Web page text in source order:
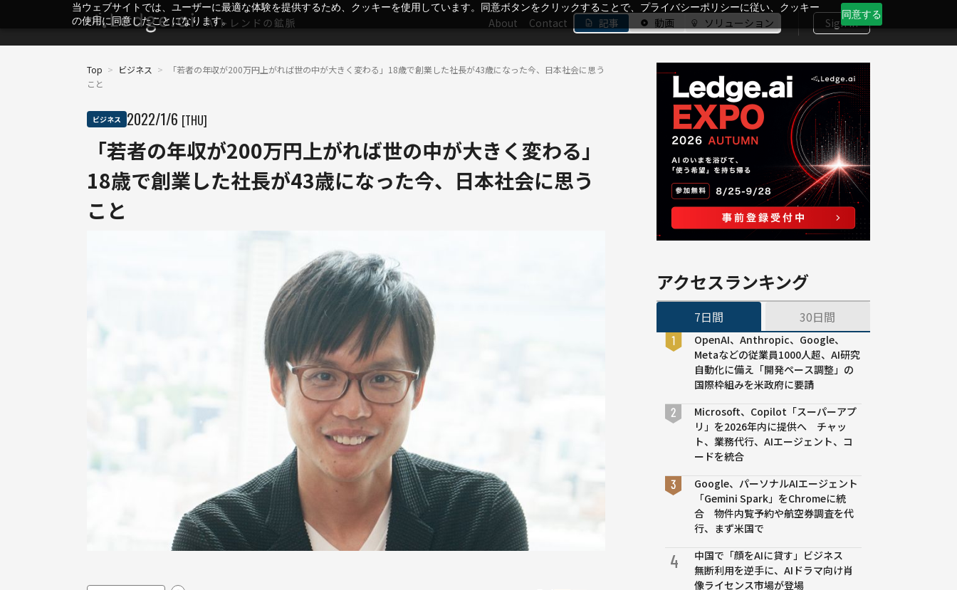
当ウェブサイトでは、ユーザーに最適な体験を提供するため、クッキーを使用しています。同意ボタンをクリックすることで、プライバシーポリシーに従い、クッキー
の使用に同意したことになります。
同意する
About Contact 記事 動画 ソリューション Sign In
Top > ビジネス >
「若者の年収が200万円上がれば世の中が大きく変わる」18歳で創業した社長が43歳になった今、日本社会に思う
こと
ビジネス 2022/1/6 [THU]
「若者の年収が200万円上がれば世の中が大きく変わる」
18歳で創業した社長が43歳になった今、日本社会に思う
こと
アクセスランキング
7日間 30日間
OpenAI、Anthropic、Google、
Metaなどの従業員1000人超、AI研究
自動化に備え「開発ペース調整」の
国際枠組みを米政府に要請
Microsoft、Copilot「スーパーアプ
リ」を2026年内に提供へ チャッ
ト、業務代行、AIエージェント、コ
ードを統合
Google、パーソナルAIエージェント
「Gemini Spark」をChromeに統
合 物件内覧予約や航空券調査を代
行、まず米国で
4
中国で「顔をAIに貸す」ビジネス
無断利用を逆手に、AIドラマ向け肖
像ライセンス市場が登場